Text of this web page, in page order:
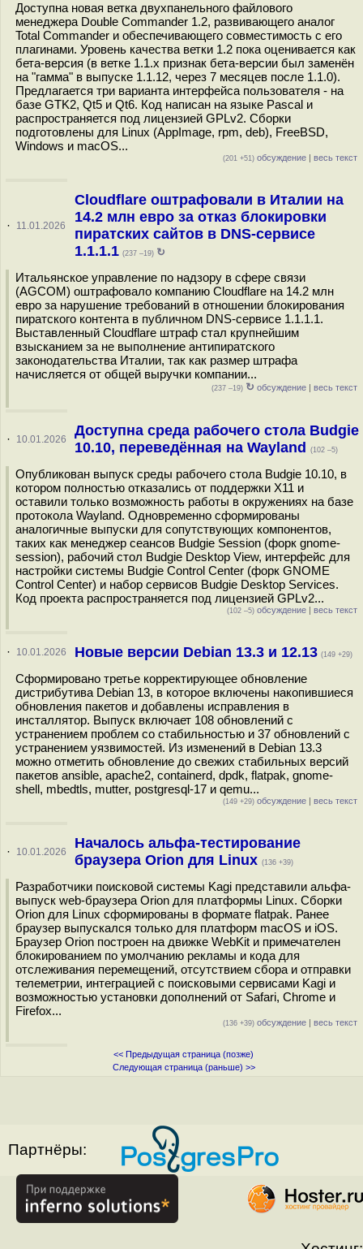
Доступна новая ветка двухпанельного файлового
менеджера Double Commander 1.2, развивающего аналог
Total Commander и обеспечивающего совместимость с его
плагинами. Уровень качества ветки 1.2 пока оценивается как
бета-версия (в ветке 1.1.x признак бета-версии был заменён
на "гамма" в выпуске 1.1.12, через 7 месяцев после 1.1.0).
Предлагается три варианта интерфейса пользователя - на
базе GTK2, Qt5 и Qt6. Код написан на языке Pascal и
распространяется под лицензией GPLv2. Сборки
подготовлены для Linux (AppImage, rpm, deb), FreeBSD,
Windows и macOS...
(201 +51) обсуждение | весь текст
· 11.01.2026
Cloudflare оштрафовали в Италии на
14.2 млн евро за отказ блокировки
пиратских сайтов в DNS-сервисе
1.1.1.1 (237 –19) ↻
Итальянское управление по надзору в сфере связи
(AGCOM) оштрафовало компанию Cloudflare на 14.2 млн
евро за нарушение требований в отношении блокирования
пиратского контента в публичном DNS-сервисе 1.1.1.1.
Выставленный Cloudflare штраф стал крупнейшим
взысканием за не выполнение антипиратского
законодательства Италии, так как размер штрафа
начисляется от общей выручки компании...
(237 –19) ↻ обсуждение | весь текст
· 10.01.2026
Доступна среда рабочего стола Budgie
10.10, переведённая на Wayland
(102 –5)
Опубликован выпуск среды рабочего стола Budgie 10.10, в
котором полностью отказались от поддержки X11 и
оставили только возможность работы в окружениях на базе
протокола Wayland. Одновременно сформированы
аналогичные выпуски для сопутствующих компонентов,
таких как менеджер сеансов Budgie Session (форк gnome-
session), рабочий стол Budgie Desktop View, интерфейс для
настройки системы Budgie Control Center (форк GNOME
Control Center) и набор сервисов Budgie Desktop Services.
Код проекта распространяется под лицензией GPLv2...
(102 –5) обсуждение | весь текст
· 10.01.2026 Новые версии Debian 13.3 и 12.13 (149 +29)
Сформировано третье корректирующее обновление
дистрибутива Debian 13, в которое включены накопившиеся
обновления пакетов и добавлены исправления в
инсталлятор. Выпуск включает 108 обновлений с
устранением проблем со стабильностью и 37 обновлений с
устранением уязвимостей. Из изменений в Debian 13.3
можно отметить обновление до свежих стабильных версий
пакетов ansible, apache2, containerd, dpdk, flatpak, gnome-
shell, mbedtls, mutter, postgresql-17 и qemu...
(149 +29) обсуждение | весь текст
· 10.01.2026
Началось альфа-тестирование
браузера Orion для Linux (136 +39)
Разработчики поисковой системы Kagi представили альфа-
выпуск web-браузера Orion для платформы Linux. Сборки
Orion для Linux сформированы в формате flatpak. Ранее
браузер выпускался только для платформ macOS и iOS.
Браузер Orion построен на движке WebKit и примечателен
блокированием по умолчанию рекламы и кода для
отслеживания перемещений, отсутствием сбора и отправки
телеметрии, интеграцией с поисковыми сервисами Kagi и
возможностью установки дополнений от Safari, Chrome и
Firefox...
(136 +39) обсуждение | весь текст
<< Предыдущая страница (позже)
Следующая страница (раньше) >>
Партнёры: